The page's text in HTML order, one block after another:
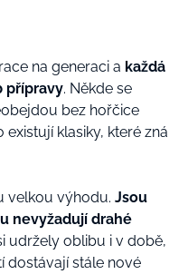
na generaci a každá
přípravy. Někde se
bez hořčice
klasiky, které zná
velkou výhodu. Jsou
nevyžadují drahé
udržely oblibu i v době,
dostávají stále nové